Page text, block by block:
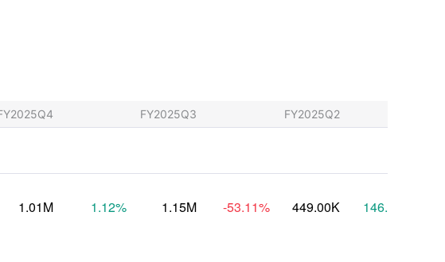
FY2025Q3 FY2025Q2
1.01M 1.12% 1.15M -53.11% 449.00K 146.09